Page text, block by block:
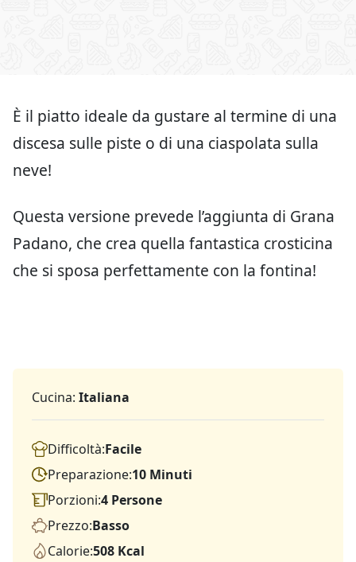
È il piatto ideale da gustare al termine di una
discesa sulle piste o di una ciaspolata sulla
neve!
Questa versione prevede l’aggiunta di Grana
Padano, che crea quella fantastica crosticina
che si sposa perfettamente con la fontina!
Cucina: Italiana
Difficoltà:Facile
Preparazione:10 Minuti
Porzioni:4 Persone
Prezzo:Basso
Calorie:508 Kcal